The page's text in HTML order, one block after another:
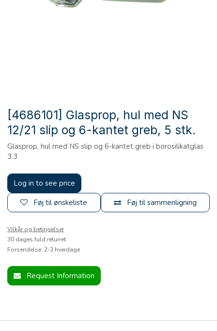
[4686101] Glasprop, hul med NS
12/21 slip og 6-kantet greb, 5 stk.
Glasprop, hul med NS slip og 6-kantet greb i borosilikatglas
3.3
Log in to see price
Føj til sammenligning
Føj til ønskeliste
Vilkår og betingelser
30 dages fuld returret
Forsendelse: 2-3 hverdage
Request Information